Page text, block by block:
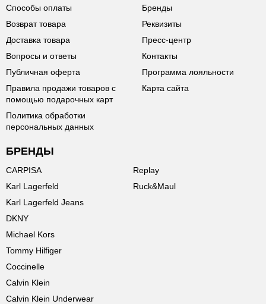
Способы оплаты
Возврат товара
Доставка товара
Вопросы и ответы
Публичная оферта
Правила продажи товаров с
помощью подарочных карт
Политика обработки
персональных данных
Бренды
Реквизиты
Пресс-центр
Контакты
Программа лояльности
Карта сайта
БРЕНДЫ
CARPISA
Karl Lagerfeld
Karl Lagerfeld Jeans
DKNY
Michael Kors
Tommy Hilfiger
Coccinelle
Calvin Klein
Calvin Klein Underwear
Replay
Ruck&Maul